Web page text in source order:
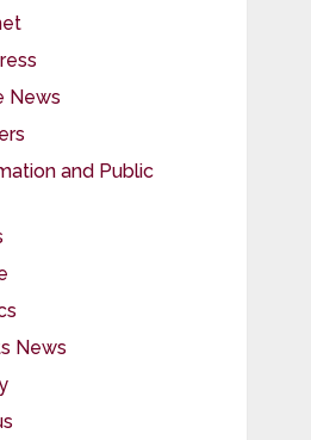
News
and Public
News